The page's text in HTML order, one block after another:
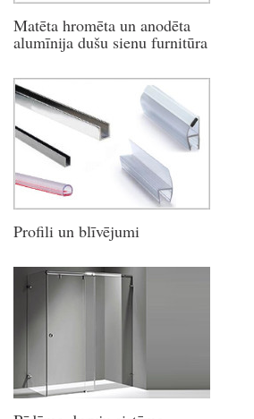
Matēta hromēta un anodēta
alumīnija dušu sienu furnitūra
Profili un blīvējumi